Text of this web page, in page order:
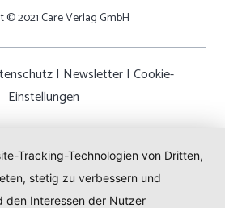
© 2021 Care Verlag GmbH
| Newsletter| Cookie-
Einstellungen
Tracking-Technologien von Dritten,
stetig zu verbessern und
den Interessen der Nutzer